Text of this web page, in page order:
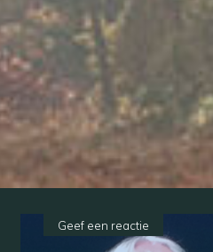
Geef een reactie